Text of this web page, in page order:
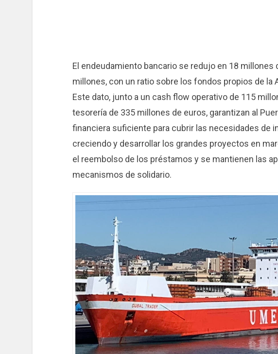
El endeudamiento bancario se redujo en 18 millones
millones, con un ratio sobre los fondos propios de la
Este dato, junto a un cash flow operativo de 115
tesorería de 335 millones de euros, garantizan al
financiera suficiente para cubrir las necesidades de
creciendo y desarrollar los grandes proyectos en
el reembolso de los préstamos y se mantienen las
mecanismos de solidario.